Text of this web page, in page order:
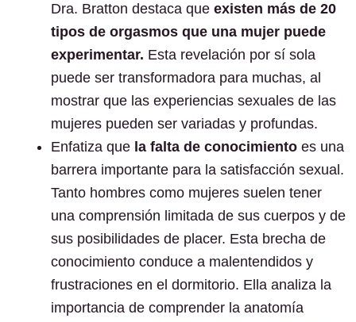
Dra. Bratton destaca que existen más de 20
tipos de orgasmos que una mujer puede
experimentar. Esta revelación por sí sola
puede ser transformadora para muchas, al
mostrar que las experiencias sexuales de las
mujeres pueden ser variadas y profundas.
Enfatiza que la falta de conocimiento es una
barrera importante para la satisfacción sexual.
Tanto hombres como mujeres suelen tener
una comprensión limitada de sus cuerpos y de
sus posibilidades de placer. Esta brecha de
conocimiento conduce a malentendidos y
frustraciones en el dormitorio. Ella analiza la
importancia de comprender la anatomía